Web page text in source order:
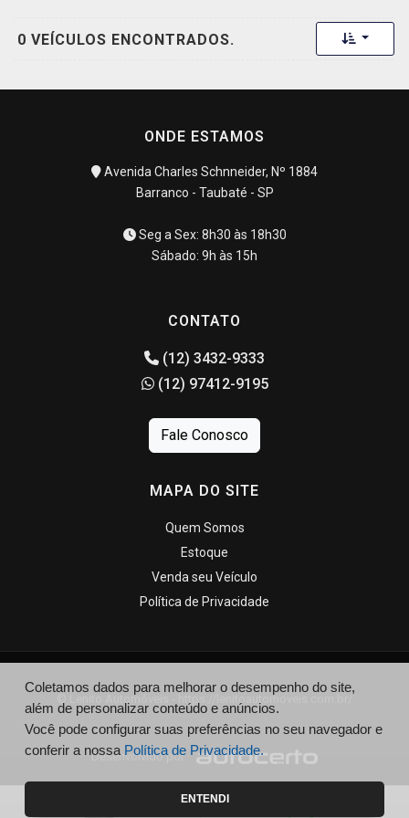
0 VEÍCULOS ENCONTRADOS. Toggle
ONDE ESTAMOS
Avenida Charles Schnneider, Nº 1884
Barranco - Taubaté - SP
Seg a Sex: 8h30 às 18h30
Sábado: 9h às 15h
CONTATO
(12) 3432-9333
(12) 97412-9195
Fale Conosco
MAPA DO SITE
Quem Somos
Estoque
Venda seu Veículo
Política de Privacidade
© Lenito Automóveis - https://lenitoautomoveis.com.br/
Desenvolvido por
Coletamos dados para melhorar o desempenho do site,
além de personalizar conteúdo e anúncios.
Você pode configurar suas preferências no seu navegador e
conferir a nossa Política de Privacidade.
ENTENDI